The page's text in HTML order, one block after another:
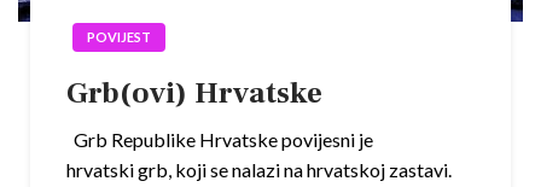
POVIJEST
Grb(ovi) Hrvatske
Grb Republike Hrvatske povijesni je
hrvatski grb, koji se nalazi na hrvatskoj zastavi.